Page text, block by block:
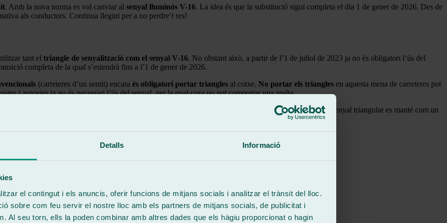
Detalls Informació
el contingut i els anuncis, oferir funcions de mitjans socials i analitzar el trànsit del lloc.
sobre com feu servir el nostre lloc amb els partners de mitjans socials, de publicitat i
Al seu torn, ells la poden combinar amb altres dades que els hàgiu proporcionat o hagin
. Amb la nova norma es vol canviar al senyal lluminós V-16. La idea és que la substitució sigui completa el dia 1 de gener de 2026. Des de
als conductors. Continua llegint per a no perdre’t res!
tant el triangle de senyalització com el senyal V-16. No obstant això, a partir de l’1 de juliol de 2023 ja no és obligatori l’ús del
completa de la qual s’estendrà fins a l’1 de gener de 2026.
(carreteres d’un sentit) encara és obligatori portar triangles al cotxe. No portar els triangles en aquesta mena de carreteres pot
i autovies ja no és necessari l’ús del senyal, per la qual cosa no pot comportar una multa.
de la seguretat viària, la qual cosa ens dona a entendre que, en la gran totalitat dels països veïns, el senyal triangular es manté com un
diferents segons el país en el qual ens trobem, si sortim del país sense ella.